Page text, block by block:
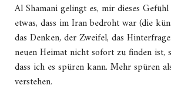
Al Shamani gelingt es, mir dieses
etwas, dass im Iran bedroht war (die
das Denken, der Zweifel, das
neuen Heimat nicht sofort zu finden ist,
dass ich es spüren kann. Mehr spüren
verstehen.